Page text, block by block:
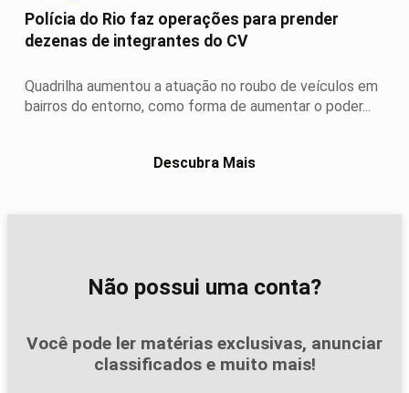
Polícia do Rio faz operações para prender
dezenas de integrantes do CV
Quadrilha aumentou a atuação no roubo de veículos em
bairros do entorno, como forma de aumentar o poder...
Descubra Mais
Não possui uma conta?
Você pode ler matérias exclusivas, anunciar
classificados e muito mais!